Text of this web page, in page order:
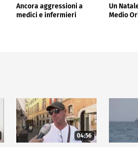
Ancora aggressioni a
medici e infermieri
Un
Medio
04:56